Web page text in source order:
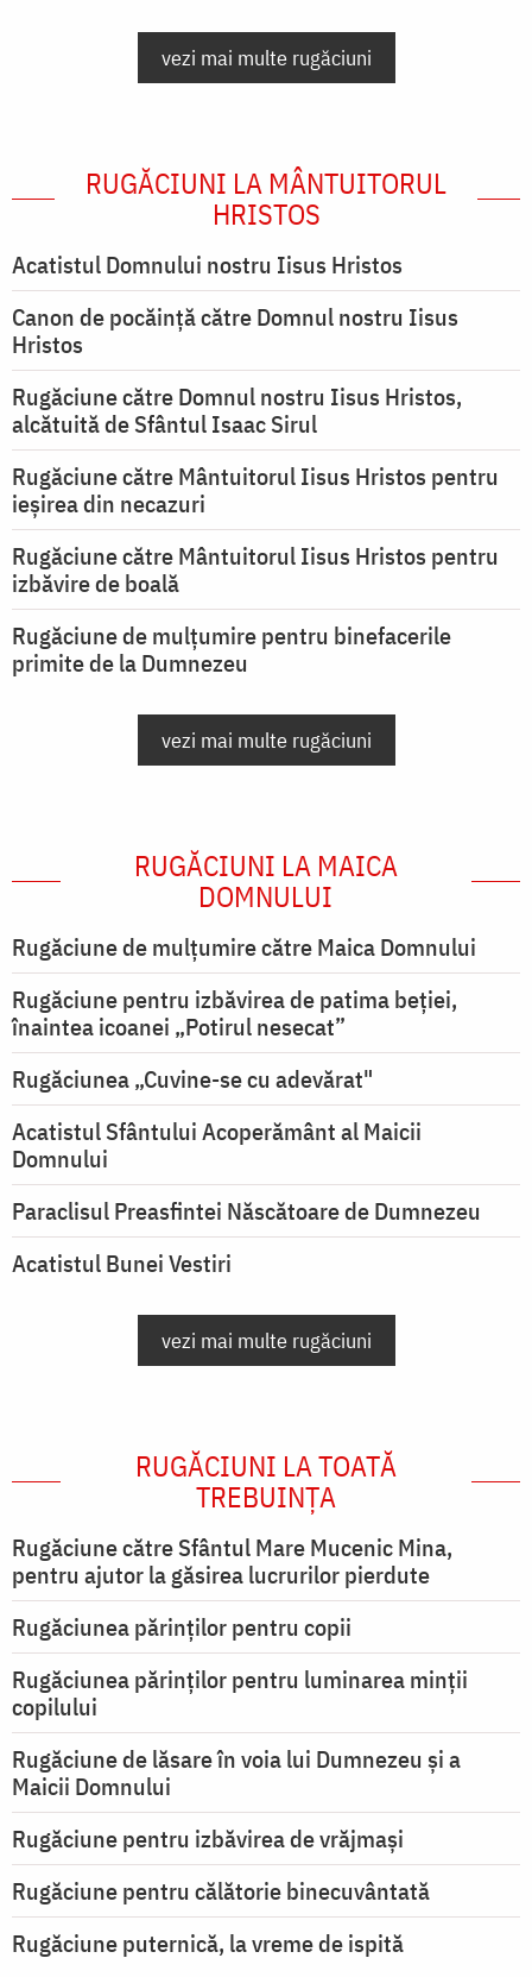
vezi mai multe rugăciuni
RUGĂCIUNI LA MÂNTUITORUL
HRISTOS
Acatistul Domnului nostru Iisus Hristos
Canon de pocăință către Domnul nostru Iisus
Hristos
Rugăciune către Domnul nostru Iisus Hristos,
alcătuită de Sfântul Isaac Sirul
Rugăciune către Mântuitorul Iisus Hristos pentru
ieşirea din necazuri
Rugăciune către Mântuitorul Iisus Hristos pentru
izbăvire de boală
Rugăciune de mulțumire pentru binefacerile
primite de la Dumnezeu
vezi mai multe rugăciuni
RUGĂCIUNI LA MAICA
DOMNULUI
Rugăciune de mulţumire către Maica Domnului
Rugăciune pentru izbăvirea de patima beției,
înaintea icoanei „Potirul nesecat”
Rugăciunea „Cuvine-se cu adevărat"
Acatistul Sfântului Acoperământ al Maicii
Domnului
Paraclisul Preasfintei Născătoare de Dumnezeu
Acatistul Bunei Vestiri
vezi mai multe rugăciuni
RUGĂCIUNI LA TOATĂ
TREBUINȚA
Rugăciune către Sfântul Mare Mucenic Mina,
pentru ajutor la găsirea lucrurilor pierdute
Rugăciunea părinților pentru copii
Rugăciunea părinților pentru luminarea minţii
copilului
Rugăciune de lăsare în voia lui Dumnezeu şi a
Maicii Domnului
Rugăciune pentru izbăvirea de vrăjmași
Rugăciune pentru călătorie binecuvântată
Rugăciune puternică, la vreme de ispită